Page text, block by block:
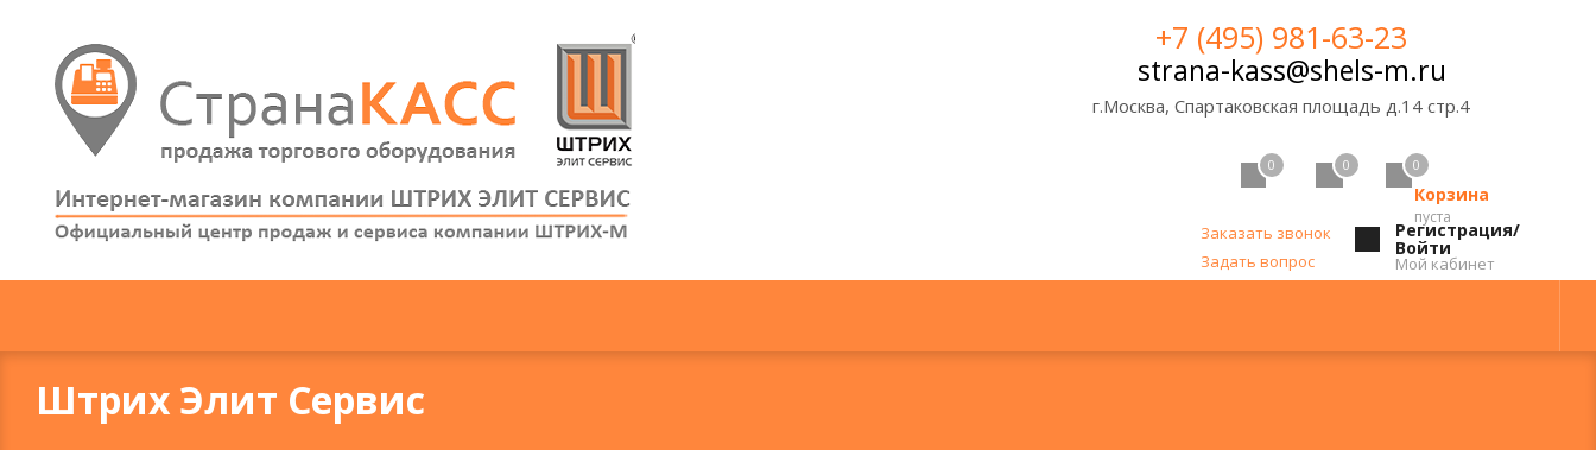
+7 (495) 981-63-23
strana-kass@shels-m.ru
г.Москва, Спартаковская площадь д.14 стр.4
0 0
Корзина
пуста
0
Регистрация/
Войти
Мой кабинет
Заказать звонок
Задать вопрос
Штрих Элит Сервис